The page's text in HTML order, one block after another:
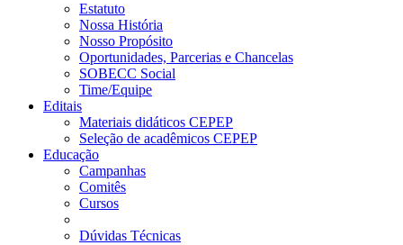
Estatuto
Nossa História
Nosso Propósito
Oportunidades, Parcerias e Chancelas
SOBECC Social
Time/Equipe
Editais
Materiais didáticos CEPEP
Seleção de acadêmicos CEPEP
Educação
Campanhas
Comitês
Cursos
Dúvidas Técnicas